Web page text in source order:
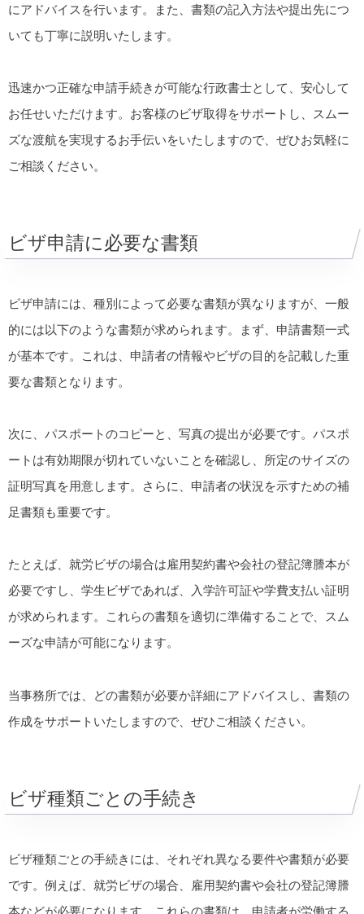
にアドバイスを行います。また、書類の記入方法や提出先につ
いても丁寧に説明いたします。
迅速かつ正確な申請手続きが可能な行政書士として、安心して
お任せいただけます。お客様のビザ取得をサポートし、スムー
ズな渡航を実現するお手伝いをいたしますので、ぜひお気軽に
ご相談ください。
ビザ申請に必要な書類
ビザ申請には、種別によって必要な書類が異なりますが、一般
的には以下のような書類が求められます。まず、申請書類一式
が基本です。これは、申請者の情報やビザの目的を記載した重
要な書類となります。
次に、パスポートのコピーと、写真の提出が必要です。パスポ
ートは有効期限が切れていないことを確認し、所定のサイズの
証明写真を用意します。さらに、申請者の状況を示すための補
足書類も重要です。
たとえば、就労ビザの場合は雇用契約書や会社の登記簿謄本が
必要ですし、学生ビザであれば、入学許可証や学費支払い証明
が求められます。これらの書類を適切に準備することで、スム
ーズな申請が可能になります。
当事務所では、どの書類が必要か詳細にアドバイスし、書類の
作成をサポートいたしますので、ぜひご相談ください。
ビザ種類ごとの手続き
ビザ種類ごとの手続きには、それぞれ異なる要件や書類が必要
です。例えば、就労ビザの場合、雇用契約書や会社の登記簿謄
本などが必要になります。これらの書類は、申請者が労働する